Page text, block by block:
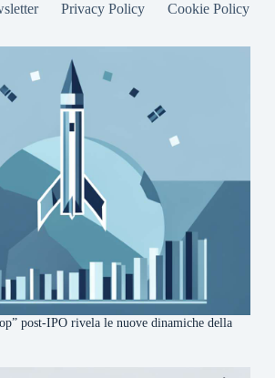
Privacy Policy Cookie Policy
post-IPO rivela le nuove dinamiche della